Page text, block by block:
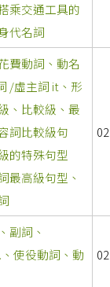
乘交通工具的
代名詞
費動詞、動名
/虛主詞 it、形
、比較級、最
詞比較級句
的特殊句型
最高級句型、
副詞、
使役動詞、動